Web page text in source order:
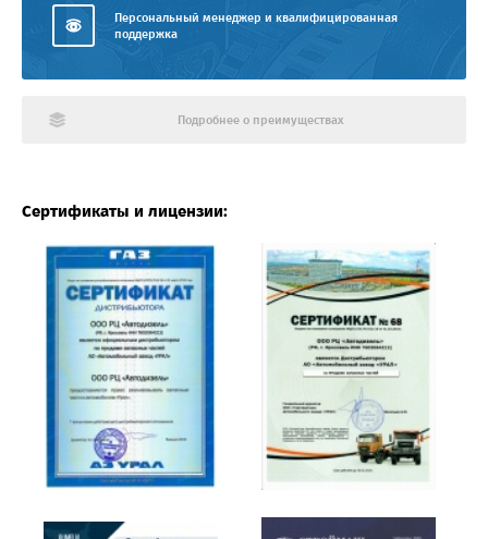
Персональный менеджер и квалифицированная
поддержка
Подробнее о преимуществах
Сертификаты и лицензии: